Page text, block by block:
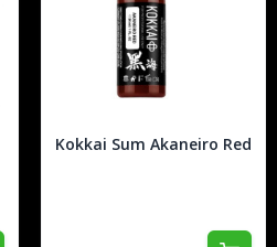
Kokkai Sum Akaneiro Red